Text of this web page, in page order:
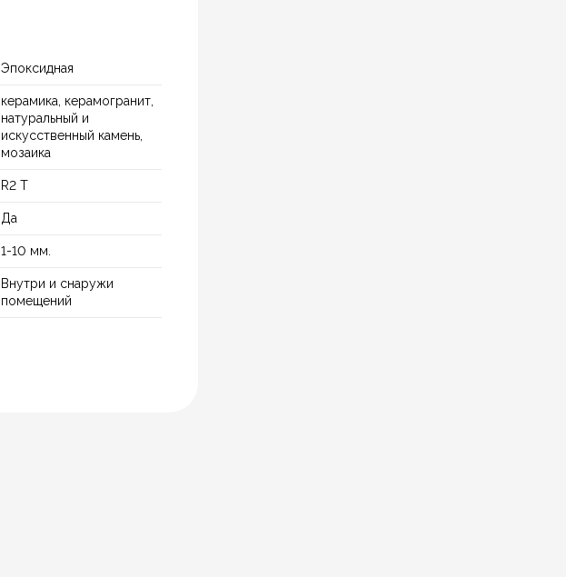
Эпоксидная
керамика, керамогранит,
натуральный и
искусственный камень,
мозаика
R2 T
Да
1-10 мм.
Внутри и снаружи
помещений